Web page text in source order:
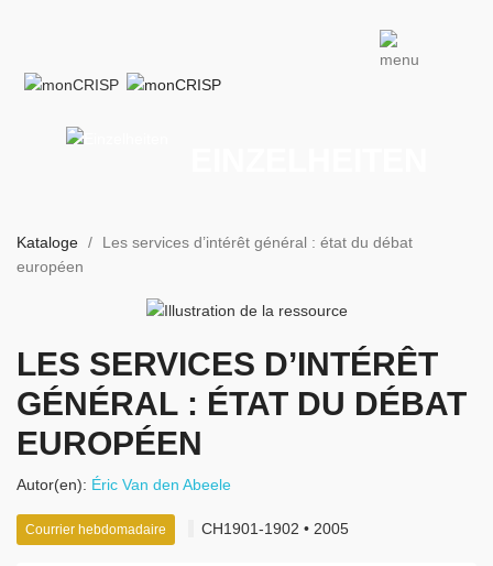
Kataloge
Les services d’intérêt général : état du débat
européen
LES SERVICES D’INTÉRÊT
GÉNÉRAL : ÉTAT DU DÉBAT
EUROPÉEN
Autor(en): Éric Van den Abeele
Courrier hebdomadaire CH1901-1902 • 2005